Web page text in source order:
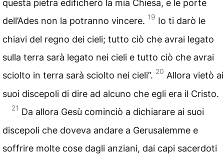
questa pietra edificherò la mia Chiesa, e le porte
dell’Ades non la potranno vincere. 19 Io ti darò le
chiavi del regno dei cieli; tutto ciò che avrai legato
sulla terra sarà legato nei cieli e tutto ciò che avrai
sciolto in terra sarà sciolto nei cieli”. 20 Allora vietò ai
suoi discepoli di dire ad alcuno che egli era il Cristo.
21 Da allora Gesù cominciò a dichiarare ai suoi
discepoli che doveva andare a Gerusalemme e
soffrire molte cose dagli anziani, dai capi sacerdoti